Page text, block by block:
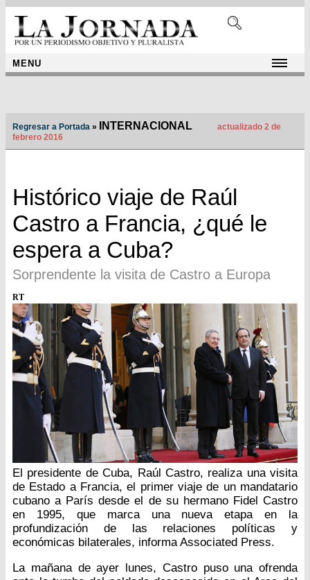
MENU
Regresar a Portada » INTERNACIONAL
actualizado 2 de
febrero 2016
Histórico viaje de Raúl
Castro a Francia, ¿qué le
espera a Cuba?
Sorprendente la visita de Castro a Europa
RT
El presidente de Cuba, Raúl Castro, realiza una visita
de Estado a Francia, el primer viaje de un mandatario
cubano a París desde el de su hermano Fidel Castro
en 1995, que marca una nueva etapa en la
profundización de las relaciones políticas y
económicas bilaterales, informa Associated Press.
La mañana de ayer lunes, Castro puso una ofrenda